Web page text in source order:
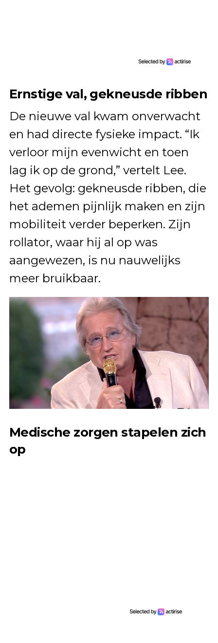
Ernstige val, gekneusde ribben
De nieuwe val kwam onverwacht
en had directe fysieke impact. “Ik
verloor mijn evenwicht en toen
lag ik op de grond,” vertelt Lee.
Het gevolg: gekneusde ribben, die
het ademen pijnlijk maken en zijn
mobiliteit verder beperken. Zijn
rollator, waar hij al op was
aangewezen, is nu nauwelijks
meer bruikbaar.
Medische zorgen stapelen zich
op